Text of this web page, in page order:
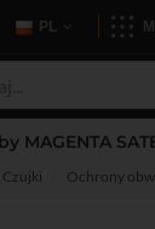
PL
MAGENTA
Czujki Ochrony